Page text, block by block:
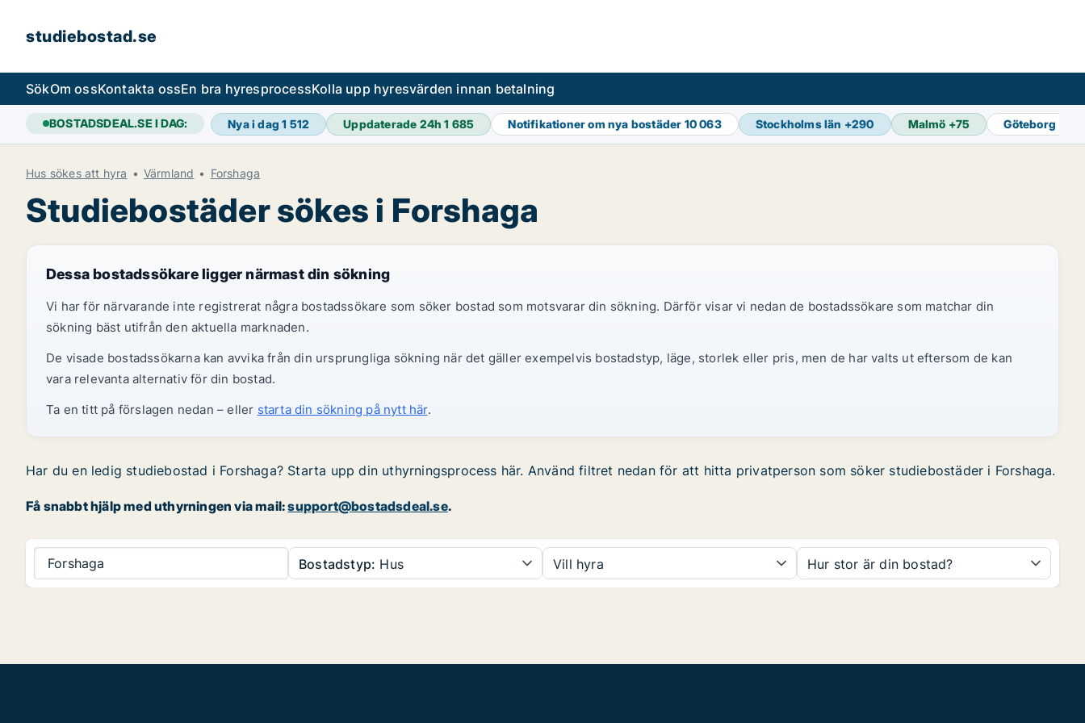
studiebostad.se
SökOm ossKontakta ossEn bra hyresprocessKolla upp hyresvärden innan betalning
BOSTADSDEAL.SE I DAG: Nya i dag1 512 Uppdaterade 24h1 685 Notifikationer om nya bostäder 10 063 Stockholms län +290 Malmö +75 Göteborg
Hus sökes att hyra Värmland Forshaga
Studiebostäder sökes i Forshaga
Dessa bostadssökare ligger närmast din sökning
Vi har för närvarande inte registrerat några bostadssökare som söker bostad som motsvarar din sökning. Därför visar vi nedan de bostadssökare som matchar din
sökning bäst utifrån den aktuella marknaden.
De visade bostadssökarna kan avvika från din ursprungliga sökning när det gäller exempelvis bostadstyp, läge, storlek eller pris, men de har valts ut eftersom de kan
vara relevanta alternativ för din bostad.
Ta en titt på förslagen nedan – eller starta din sökning på nytt här.
Har du en ledig studiebostad i Forshaga? Starta upp din uthyrningsprocess här. Använd filtret nedan för att hitta privatperson som söker studiebostäder i Forshaga.
Få snabbt hjälp med uthyrningen via mail:support@bostadsdeal.se.
Forshaga Bostadstyp: Hus Vill hyra Hur stor är din bostad?